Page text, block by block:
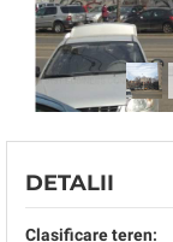
DETALII
Clasificare teren: